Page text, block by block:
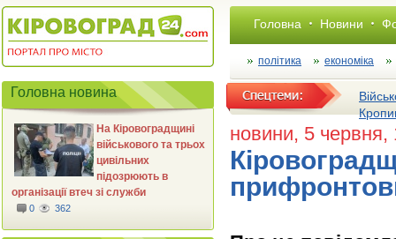
Головна Новини
політика економіка
новини, 5 червня,
Головна новина
На Кіровоградщині
військового та трьох
цивільних
підозрюють в
організації втеч зі служби
0 362